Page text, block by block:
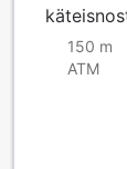
150 m
ATM